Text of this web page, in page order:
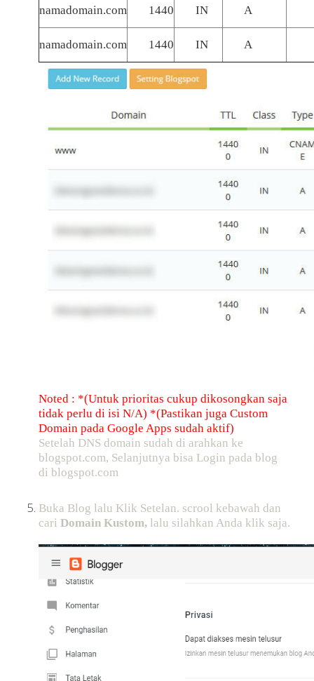
namadomain.com 1440 IN A
namadomain.com 1440 IN A
Noted : *(Untuk prioritas cukup dikosongkan saja
tidak perlu di isi N/A) *(Pastikan juga Custom
Domain pada Google Apps sudah aktif)
Setelah DNS domain sudah di arahkan ke
blogspot.com, Selanjutnya bisa Login pada blog
di blogspot.com
Buka Blog lalu Klik Setelan. scrool kebawah dan
cari Domain Kustom, lalu silahkan Anda klik saja.